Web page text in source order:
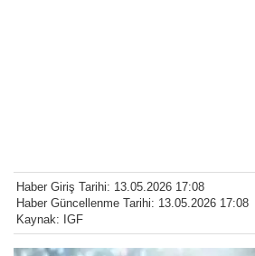
Haber Giriş Tarihi: 13.05.2026 17:08
Haber Güncellenme Tarihi: 13.05.2026 17:08
Kaynak: IGF